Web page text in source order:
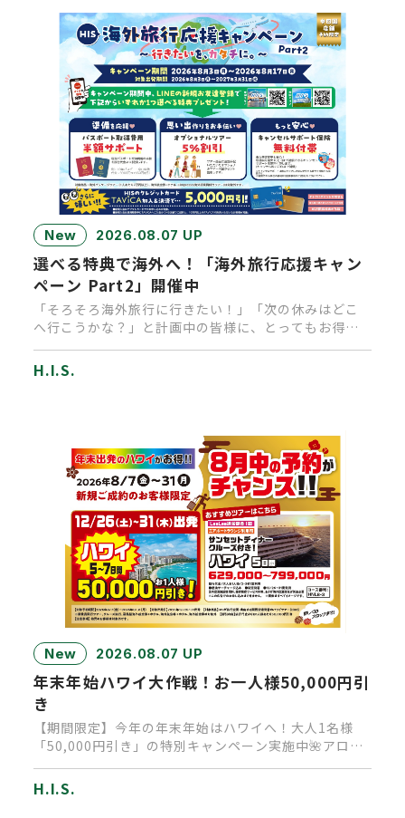
New 2026.08.07 UP
選べる特典で海外へ！「海外旅行応援キャン
ペーン Part2」開催中
「そろそろ海外旅行に行きたい！」「次の休みはどこ
へ行こうかな？」と計画中の皆様に、とってもお得な
キャンペーンのお知らせで…
H.I.S.
New 2026.08.07 UP
年末年始ハワイ大作戦！お一人様50,000円引
き
【期間限定】今年の年末年始はハワイへ！大人1名様
「50,000円引き」の特別キャンペーン実施中🌺アロ
ハ！皆様いかがお過ご…
H.I.S.